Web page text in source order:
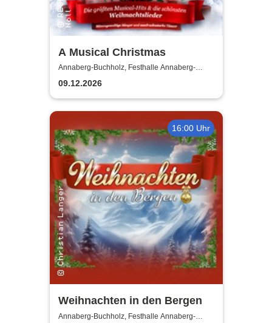
A Musical Christmas
Annaberg-Buchholz, Festhalle Annaberg-
Buchholz
09.12.2026
16:00 Uhr
Weihnachten in den Bergen
Annaberg-Buchholz, Festhalle Annaberg-